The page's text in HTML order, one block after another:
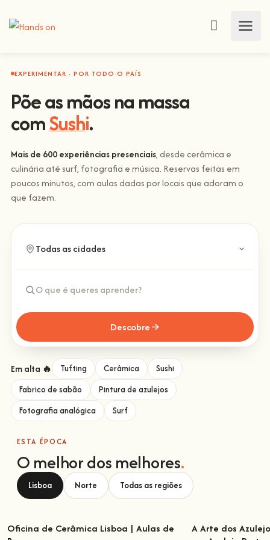
EXPERIMENTAR · POR TODO O PAÍS
Põe as mãos na massa
comSushi.
Mais de 600 experiências presenciais, desde cerâmica e
culinária até surf, fotografia e música. Reservas feitas em
poucos minutos, com aulas dadas por locais que adoram o
que fazem.
Descobre
Em alta 🔥 Tufting Cerâmica
Sushi
Fabrico de sabão
Pintura de azulejos
Fotografia analógica
Surf
ESTA ÉPOCA
O melhor dos melhores.
Lisboa Norte Todas as regiões
Oficina de Cerâmica Lisboa | Aulas de
A Arte dos